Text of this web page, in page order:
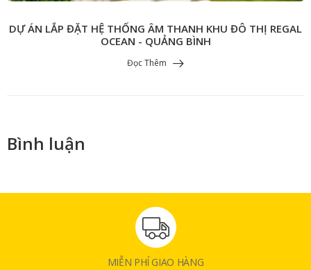
​​​​​​​DỰ ÁN LẮP ĐẶT HỆ THỐNG ÂM THANH KHU ĐÔ THỊ REGAL
OCEAN - QUẢNG BÌNH
Đọc Thêm
Bình luận
MIỄN PHÍ GIAO HÀNG